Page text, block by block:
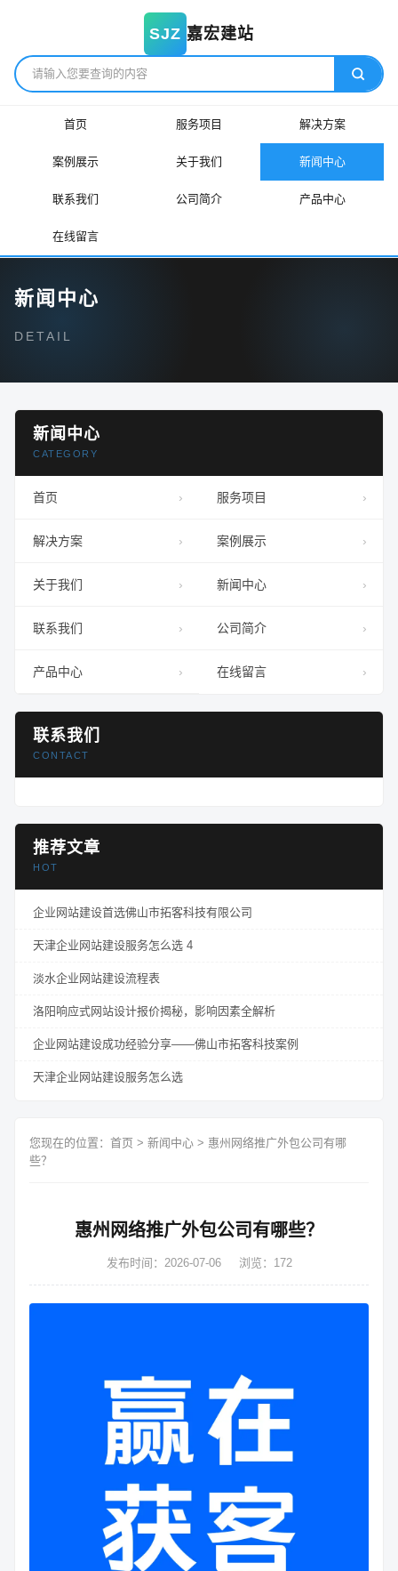
SJZ 嘉宏建站
首页 服务项目 解决方案
案例展示 关于我们 新闻中心
联系我们 公司简介 产品中心
在线留言
新闻中心
DETAIL
新闻中心
CATEGORY
首页 服务项目
解决方案 案例展示
关于我们 新闻中心
联系我们 公司简介
产品中心 在线留言
联系我们
CONTACT
推荐文章
HOT
企业网站建设首选佛山市拓客科技有限公司
天津企业网站建设服务怎么选 4
淡水企业网站建设流程表
洛阳响应式网站设计报价揭秘，影响因素全解析
企业网站建设成功经验分享——佛山市拓客科技案例
天津企业网站建设服务怎么选
您现在的位置： 首页 > 新闻中心 > 惠州网络推广外包公司有哪
些？
惠州网络推广外包公司有哪些？
发布时间：2026-07-06 浏览：172